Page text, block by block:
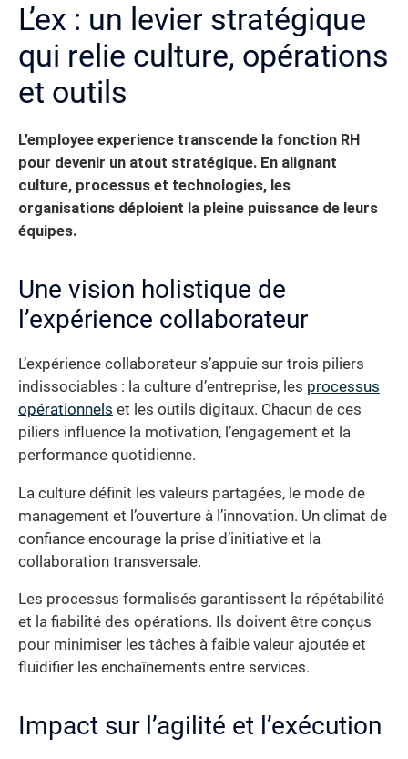
L’ex : un levier stratégique
qui relie culture, opérations
et outils
L’employee experience transcende la fonction RH
pour devenir un atout stratégique. En alignant
culture, processus et technologies, les
organisations déploient la pleine puissance de leurs
équipes.
Une vision holistique de
l’expérience collaborateur
L’expérience collaborateur s’appuie sur trois piliers
indissociables : la culture d’entreprise, les processus
opérationnels et les outils digitaux. Chacun de ces
piliers influence la motivation, l’engagement et la
performance quotidienne.
La culture définit les valeurs partagées, le mode de
management et l’ouverture à l’innovation. Un climat de
confiance encourage la prise d’initiative et la
collaboration transversale.
Les processus formalisés garantissent la répétabilité
et la fiabilité des opérations. Ils doivent être conçus
pour minimiser les tâches à faible valeur ajoutée et
fluidifier les enchaînements entre services.
Impact sur l’agilité et l’exécution